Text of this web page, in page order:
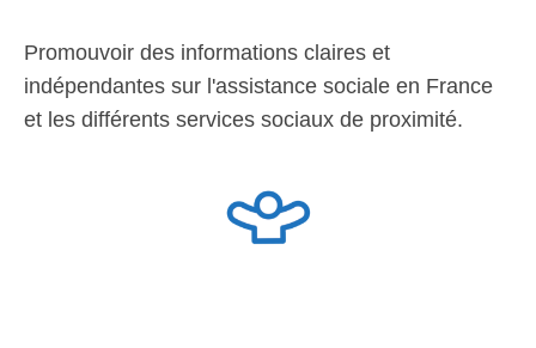
Promouvoir des informations claires et
indépendantes sur l'assistance sociale en France
et les différents services sociaux de proximité.